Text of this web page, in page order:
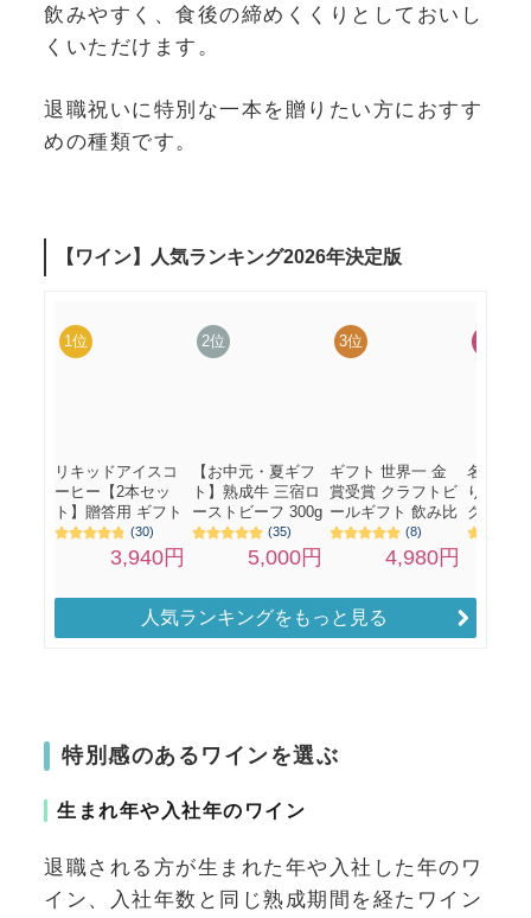
飲みやすく、食後の締めくくりとしておいし
くいただけます。
退職祝いに特別な一本を贈りたい方におすす
めの種類です。
人気ランキングをもっと見る
特別感のあるワインを選ぶ
生まれ年や入社年のワイン
退職される方が生まれた年や入社した年のワ
イン、入社年数と同じ熟成期間を経たワイン